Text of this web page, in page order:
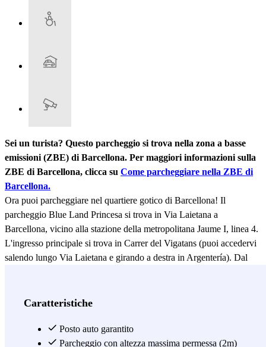
Sei un turista? Questo parcheggio si trova nella zona a basse
emissioni (ZBE) di Barcellona. Per maggiori informazioni sulla
ZBE di Barcellona, clicca su Come parcheggiare nella ZBE di
Barcellona.
Ora puoi parcheggiare nel quartiere gotico di Barcellona! Il
parcheggio Blue Land Princesa si trova in Via Laietana a
Barcellona, vicino alla stazione della metropolitana Jaume I, linea 4.
L'ingresso principale si trova in Carrer del Vigatans (puoi accedervi
salendo lungo Via Laietana e girando a destra in Argentería). Dal
María del Mar o il Palau de la Generalitat de Catalunya, situato in
tutto il centro di Barcellona, senza dover vagare per le stradine con
la tua auto. Nei dintorni hai anche la possibilità di visitare diversi
Caratteristiche
Posto auto garantito
Parcheggio con altezza massima permessa (2m)